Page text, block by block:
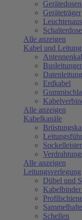
Geräteträger
Alle anzeigen
Kabel und
Erdkabel
Alle anzeigen
Kabelkanäle
Alle anzeigen
Leitungsverlegung
Dübel und
Schellen